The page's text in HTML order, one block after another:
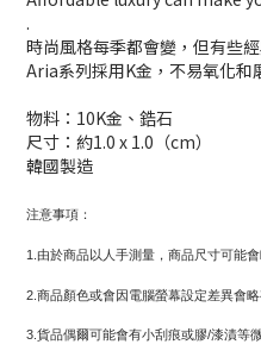
.
時尚風格每季都會變，但有些
Aria系列採用K金，不易氧化和
物料：10K金、鋯石
尺寸：約1.0 x 1.0（cm）
韓國製造
注意事項：
1.由於商品以人手測量，商品尺寸可能
2.商品顏色或會因電腦螢幕設定差異會
3.貨品偶爾可能會有小刮痕或膠/漆漬等